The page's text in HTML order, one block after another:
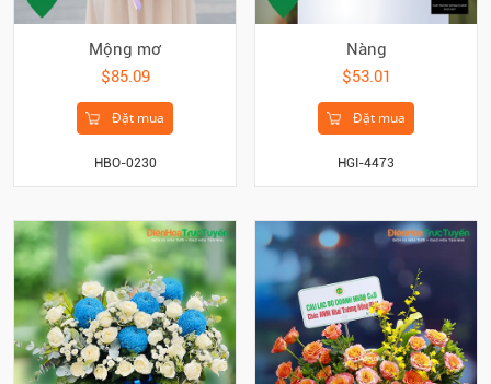
Mộng mơ
$85.09
Đặt mua
HBO-0230
Nàng
$53.01
Đặt mua
HGI-4473